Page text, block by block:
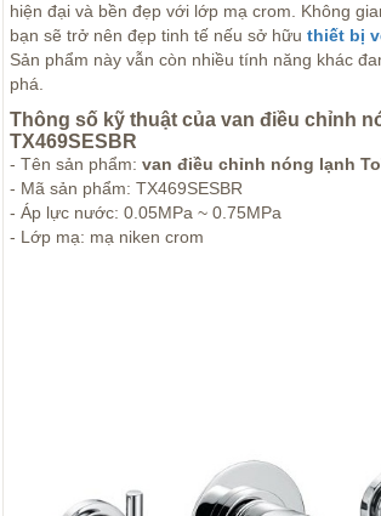
hiện đại và bền đẹp với lớp mạ crom. Không
bạn sẽ trở nên đẹp tinh tế nếu sở hữu thiết bị
Sản phẩm này vẫn còn nhiều tính năng khác
phá.
Thông số kỹ thuật của van điều chỉnh
TX469SESBR
- Tên sản phẩm: van điều chỉnh nóng lạnh
- Mã sản phẩm: TX469SESBR
- Áp lực nước: 0.05MPa ~ 0.75MPa
- Lớp mạ: mạ niken crom